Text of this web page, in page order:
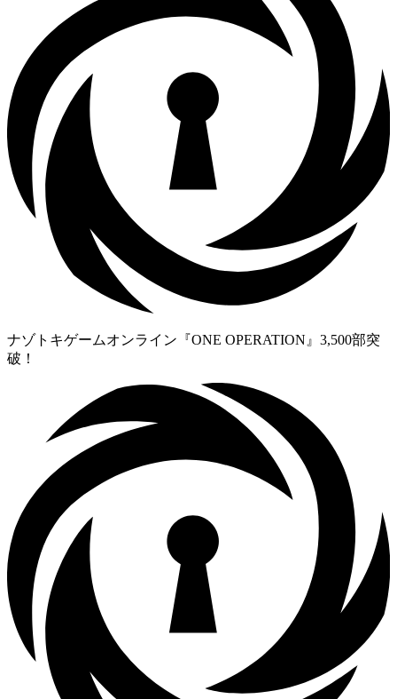
ナゾトキゲームオンライン『ONE OPERATION』3,500部突
破！